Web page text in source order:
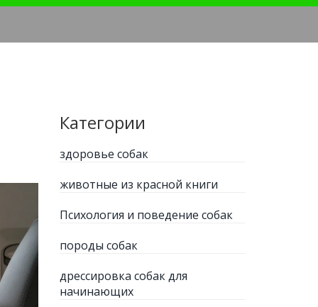
Категории
здоровье собак
животные из красной книги
Психология и поведение собак
породы собак
дрессировка собак для
начинающих